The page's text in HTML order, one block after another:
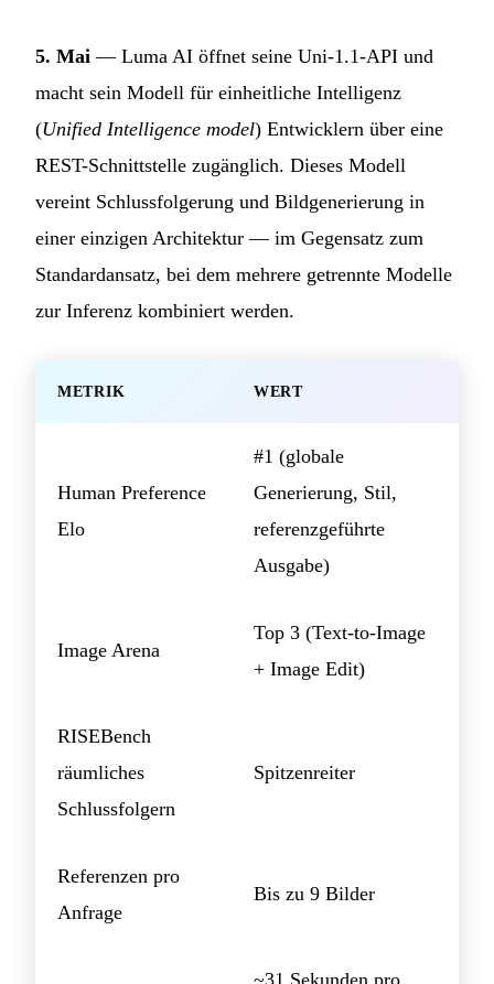
5. Mai — Luma AI öffnet seine Uni-1.1-API und
macht sein Modell für einheitliche Intelligenz
(Unified Intelligence model) Entwicklern über eine
REST-Schnittstelle zugänglich. Dieses Modell
vereint Schlussfolgerung und Bildgenerierung in
einer einzigen Architektur — im Gegensatz zum
Standardansatz, bei dem mehrere getrennte Modelle
zur Inferenz kombiniert werden.
METRIK WERT
Human Preference
Elo
#1 (globale
Generierung, Stil,
referenzgeführte
Ausgabe)
Image Arena
Top 3 (Text-to-Image
+ Image Edit)
RISEBench
räumliches
Schlussfolgern
Spitzenreiter
Referenzen pro
Anfrage
Bis zu 9 Bilder
~31 Sekunden pro